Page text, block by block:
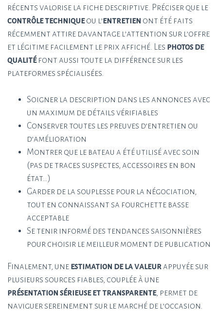
récents valorise la fiche descriptive. Préciser que le
contrôle techniqueou l’entretien ont été faits
récemment attire davantage l’attention sur l’offre
et légitime facilement le prix affiché. Les photos de
qualitéfont aussi toute la différence sur les
plateformes spécialisées.
Soigner la description dans les annonces avec
un maximum de détails vérifiables
Conserver toutes les preuves d’entretien ou
d’amélioration
Montrer que le bateau a été utilisé avec soin
(pas de traces suspectes, accessoires en bon
état…)
Garder de la souplesse pour la négociation,
tout en connaissant sa fourchette basse
acceptable
Se tenir informé des tendances saisonnières
pour choisir le meilleur moment de publication
Finalement, une estimation de la valeurappuyée sur
plusieurs sources fiables, couplée à une
présentation sérieuse et transparente, permet de
naviguer sereinement sur le marché de l’occasion.